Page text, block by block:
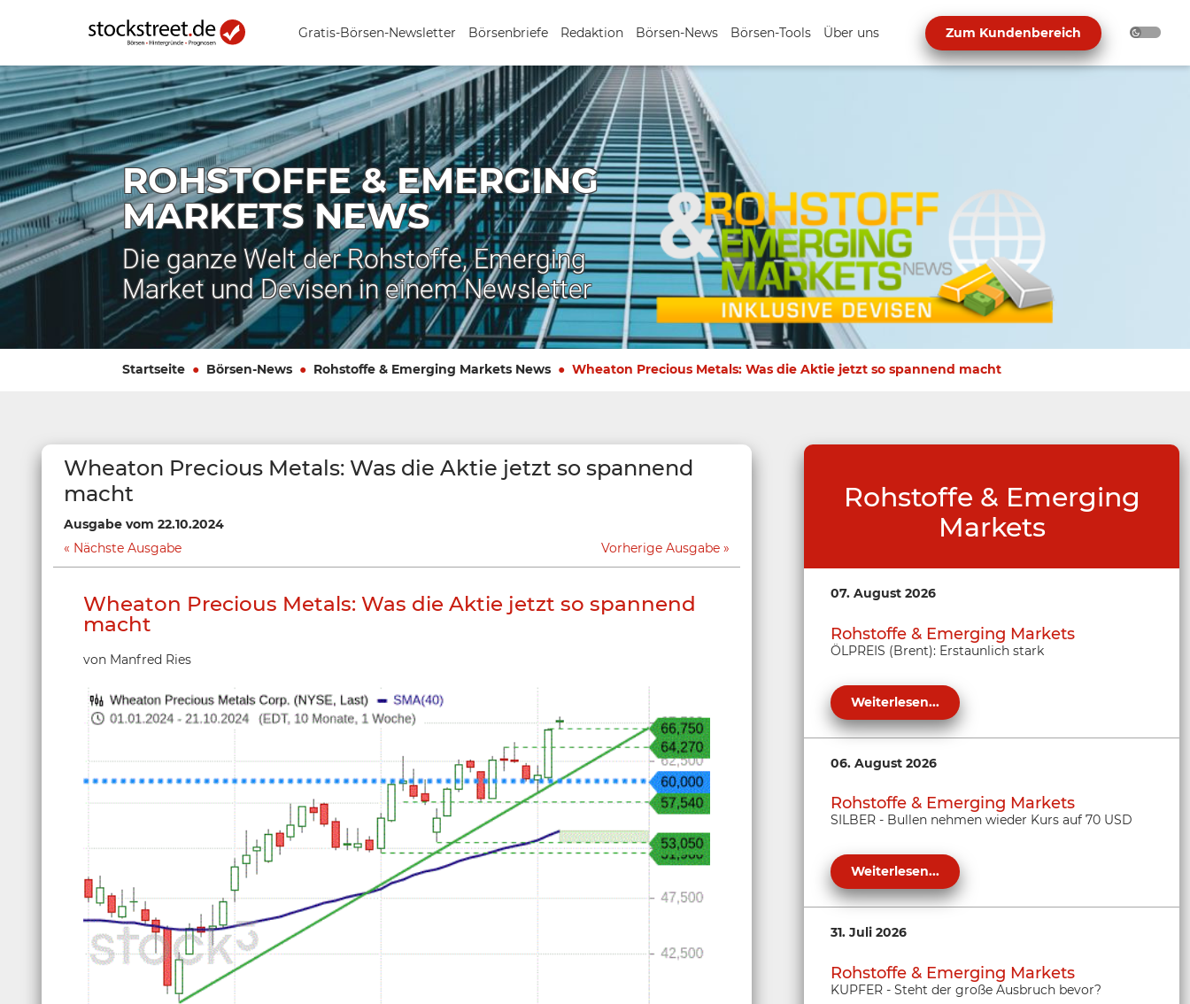
Gratis-Börsen-Newsletter Börsenbriefe Redaktion Börsen-News Börsen-Tools Über uns Zum Kundenbereich
ROHSTOFFE & EMERGING
MARKETS NEWS
Die ganze Welt der Rohstoffe, Emerging
Market und Devisen in einem Newsletter
Startseite Börsen-News Rohstoffe & Emerging Markets News Wheaton Precious Metals: Was die Aktie jetzt so spannend macht
Wheaton Precious Metals: Was die Aktie jetzt so spannend
macht
Ausgabe vom 22.10.2024
Nächste Ausgabe
Vorherige Ausgabe
Wheaton Precious Metals: Was die Aktie jetzt so spannend
macht
von Manfred Ries
Rohstoffe & Emerging
Markets
07. August 2026
Rohstoffe & Emerging Markets
ÖLPREIS (Brent): Erstaunlich stark
Weiterlesen...
06. August 2026
Rohstoffe & Emerging Markets
SILBER - Bullen nehmen wieder Kurs auf 70 USD
Weiterlesen...
31. Juli 2026
Rohstoffe & Emerging Markets
KUPFER - Steht der große Ausbruch bevor?